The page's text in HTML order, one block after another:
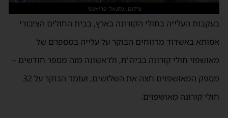
צילום: נתנאל פריאנטי
בעקבות העלייה בחולי הקורונה בארץ, בבית החולים הציבורי
אסותא באשדוד מדווחים הבוקר על עלייה במספרם של
מאושפזי חולי קורונה בביה"ח, ולראשונה מזה מספר חודשים –
מספק המאושפזים חצה את השלושים, ועומד הבוקר על 32
חולי קורונה מאושפזים.